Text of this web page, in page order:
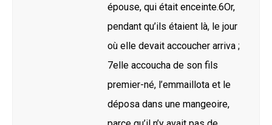
épouse, qui était enceinte.6Or,
pendant qu’ils étaient là, le jour
où elle devait accoucher arriva ;
7elle accoucha de son fils
premier-né, l’emmaillota et le
déposa dans une mangeoire,